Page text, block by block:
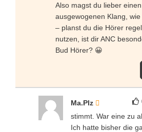
Also magst du lieber
ausgewogenen Klang,
– planst du die Hörer
nutzen, ist dir ANC
Bud Hörer? 😀
Ma.Plz
stimmt. War eine zu
Ich hatte bisher die